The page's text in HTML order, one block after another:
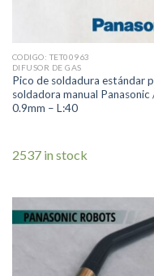
CODIGO: TET00963
DIFUSOR DE GAS
Pico de soldadura estándar
soldadora manual Panasonic
0.9mm – L:40
2537 in stock